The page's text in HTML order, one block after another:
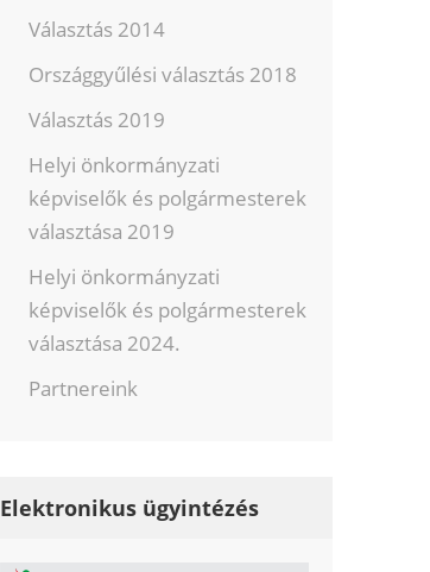
Választás 2014
Országgyűlési választás 2018
Választás 2019
Helyi önkormányzati
képviselők és polgármesterek
választása 2019
Helyi önkormányzati
képviselők és polgármesterek
választása 2024.
Partnereink
Elektronikus ügyintézés